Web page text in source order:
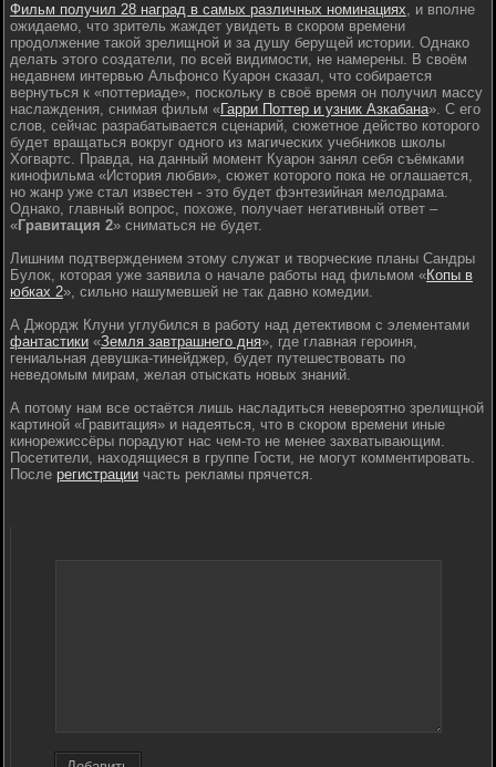
Фильм получил 28 наград в самых различных номинациях, и вполне
ожидаемо, что зритель жаждет увидеть в скором времени
продолжение такой зрелищной и за душу берущей истории. Однако
делать этого создатели, по всей видимости, не намерены. В своём
недавнем интервью Альфонсо Куарон сказал, что собирается
вернуться к «поттериаде», поскольку в своё время он получил массу
наслаждения, снимая фильм «Гарри Поттер и узник Азкабана». С его
слов, сейчас разрабатывается сценарий, сюжетное действо которого
будет вращаться вокруг одного из магических учебников школы
Хогвартс. Правда, на данный момент Куарон занял себя съёмками
кинофильма «История любви», сюжет которого пока не оглашается,
но жанр уже стал известен - это будет фэнтезийная мелодрама.
Однако, главный вопрос, похоже, получает негативный ответ –
«Гравитация 2» сниматься не будет.
Лишним подтверждением этому служат и творческие планы Сандры
Булок, которая уже заявила о начале работы над фильмом «Копы в
юбках 2», сильно нашумевшей не так давно комедии.
А Джордж Клуни углубился в работу над детективом с элементами
фантастики «Земля завтрашнего дня», где главная героиня,
гениальная девушка-тинейджер, будет путешествовать по
неведомым мирам, желая отыскать новых знаний.
А потому нам все остаётся лишь насладиться невероятно зрелищной
картиной «Гравитация» и надеяться, что в скором времени иные
кинорежиссёры порадуют нас чем-то не менее захватывающим.
Посетители, находящиеся в группе Гости, не могут комментировать.
После регистрации часть рекламы прячется.